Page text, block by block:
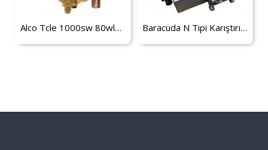
Alco Tcle 1000sw 80wl5 Expasion Valf Baracuda N Tipi Karıştırıcı Motor 508